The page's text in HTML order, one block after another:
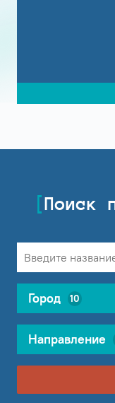
Поиск
Город 10
Направление